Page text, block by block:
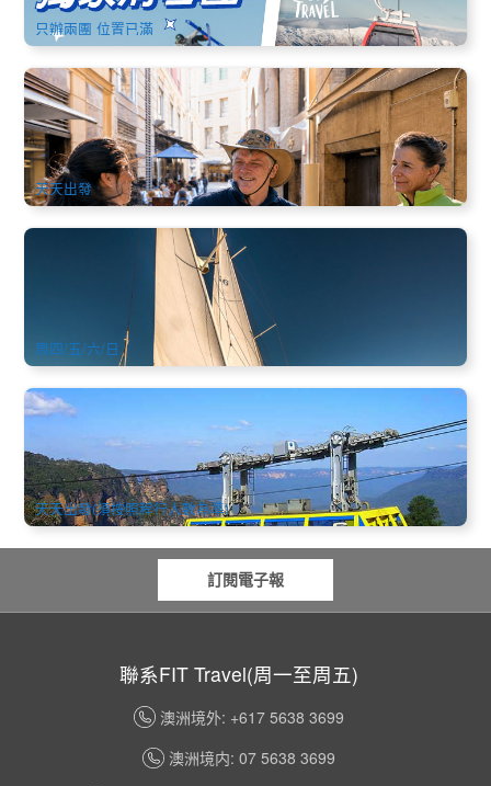
NZSKI001
只辦兩團 位置已滿
悉尼巷弄秘境步行導覽 | Sydney Hidden Gems Walking Tour
(英文)
84 已預訂
AUD $109.00 $112.00
SYD04177
天天出發
悉尼港帆船遊艇體驗(曼利出發)｜Southwinds 61ft 帆船 2.5 小
時掌舵航行體驗 (Try Yachting)
225.00
周四/五/六/日
悉尼藍山有氧一日遊 (中文團體出發)
2.2k 已預訂
AUD $167.00 $169.00
SYD04180
天天出發(須按照程行人數為準)
訂閱電子報
聯系FIT Travel(周一至周五)
澳洲境外: +617 5638 3699
澳洲境内: 07 5638 3699